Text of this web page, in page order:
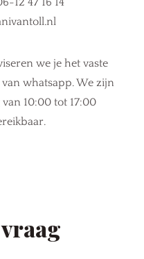
we je het vaste
whatsapp. We zijn
10:00 tot 17:00